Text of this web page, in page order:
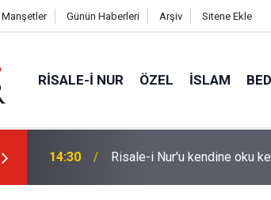
Manşetler Günün Haberleri Arşiv Sitene Ekle
RISALE-I NUR ÖZEL İSLAM
14:30 Risale-i Nur'u kendine oku